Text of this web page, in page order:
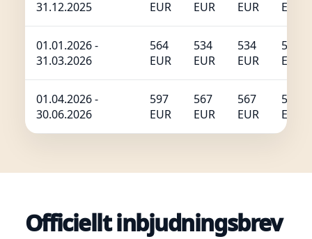
31.12.2025
EUR
EUR
EUR
EUR
01.01.2026 -
31.03.2026
564
EUR
534
EUR
534
EUR
534
EUR
01.04.2026 -
30.06.2026
597
EUR
567
EUR
567
EUR
567
EUR
Officiellt inbjudningsbrev